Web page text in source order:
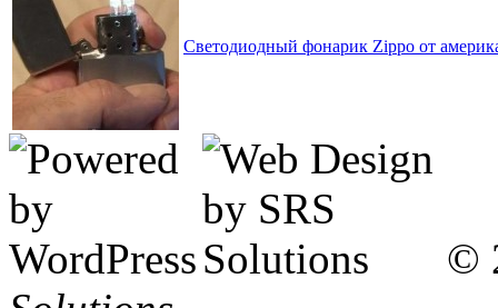
Светодиодный фонарик Zippo от
©